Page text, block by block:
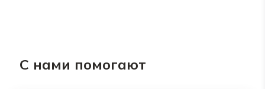
С нами помогают